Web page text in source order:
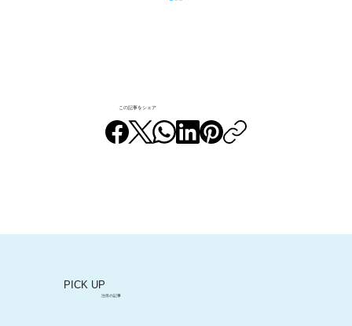
この記事をシェア
PICK UP
注目の記事